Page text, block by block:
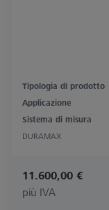
Tipologia di prodotto
Applicazione
Sistema di misura
DURAMAX
11.600,00 €
più IVA